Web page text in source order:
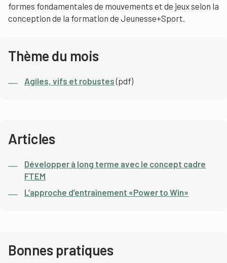
formes fondamentales de mouvements et de jeux selon la
conception de la formation de Jeunesse+Sport.
Thème du mois
Agiles, vifs et robustes(pdf)
Articles
Développer à long terme avec le concept cadre
FTEM
L’approche d’entraînement «Power to Win»
Bonnes pratiques